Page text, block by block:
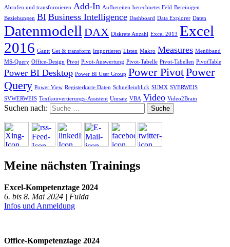
Abrufen und transformieren Add-In Aufbereiten berechnetes Feld Bereinigen
Beziehungen BI Business Intelligence Dashboard Data Explorer Daten
Datenmodell DAX Diskrete Anzahl Excel 2013 Excel
2016 Gantt Get & transform Importieren Listen Makro Measures Menüband
MS-Query Office-Design Pivot Pivot-Auswertung Pivot-Tabelle Pivot-Tabellen PivotTable
Power BI Desktop Power BI User Group Power PivotPower
Query Power View Registerkarte Daten Schnelleinblick SUMX SVERWEIS
SVWERWEIS Textkonvertierungs-Assistent Umsatz VBA Video Video2Brain
Suchen nach:
Meine nächsten Trainings
Excel-Kompetenztage 2024
6. bis 8. Mai 2024 | Fulda
Infos und Anmeldung
Office-Kompetenztage 2024